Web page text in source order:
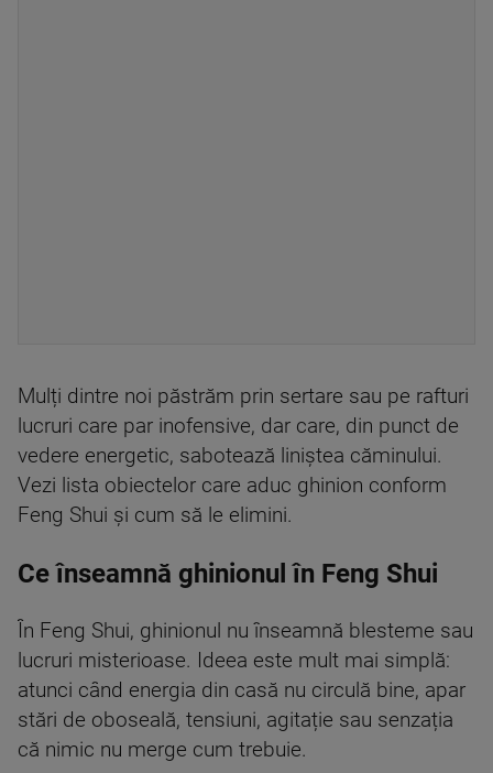
Mulți dintre noi păstrăm prin sertare sau pe rafturi
lucruri care par inofensive, dar care, din punct de
vedere energetic, sabotează liniștea căminului.
Vezi lista obiectelor care aduc ghinion conform
Feng Shui și cum să le elimini.
Ce înseamnă ghinionul în Feng Shui
În Feng Shui, ghinionul nu înseamnă blesteme sau
lucruri misterioase. Ideea este mult mai simplă:
atunci când energia din casă nu circulă bine, apar
stări de oboseală, tensiuni, agitație sau senzația
că nimic nu merge cum trebuie.